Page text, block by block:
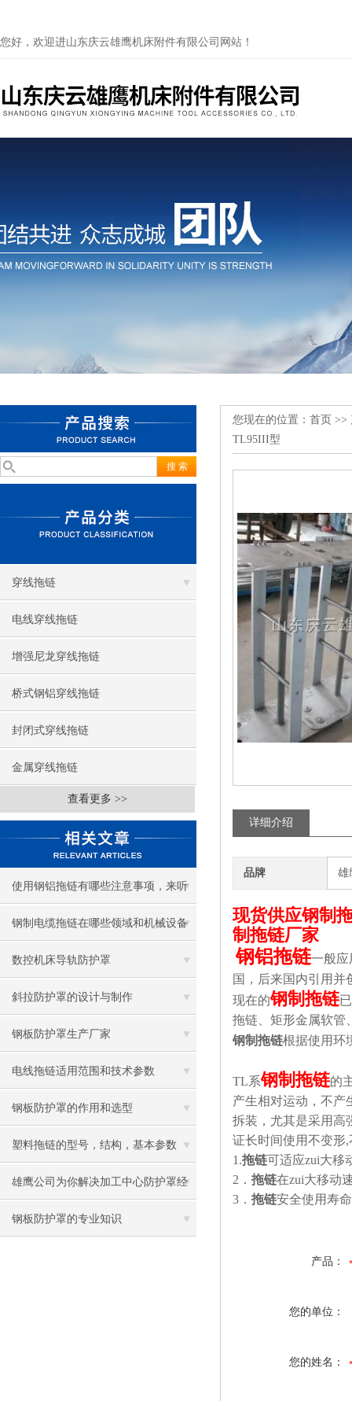
您好，欢迎进山东庆云雄鹰机床附件有限公司网站！
穿线拖链
电线穿线拖链
增强尼龙穿线拖链
桥式钢铝穿线拖链
封闭式穿线拖链
金属穿线拖链
查看更多 >>
使用钢铝拖链有哪些注意事项，来听
听钢铝拖链厂家怎么说！
钢制电缆拖链在哪些领域和机械设备
中有广泛应用？
数控机床导轨防护罩
斜拉防护罩的设计与制作
钢板防护罩生产厂家
电线拖链适用范围和技术参数
钢板防护罩的作用和选型
塑料拖链的型号，结构，基本参数
雄鹰公司为你解决加工中心防护罩经
常脱节的问题
钢板防护罩的专业知识
您现在的位置： 首页 >>
TL95III型
详细介绍
品牌 雄
现货供应钢制
制拖链厂家
钢铝拖链一般应
国，后来国内引用并
现在的钢制拖链
拖链、矩形金属软管
钢制拖链根据使用环
TL系钢制拖链的
产生相对运动，不产
拆装，尤其是采用高
证长时间使用不变形
1.拖链可适应zui大移
2 ． 拖链在zui大移动
3 ． 拖链安全使用寿
产品：
您的单位：
您的姓名：